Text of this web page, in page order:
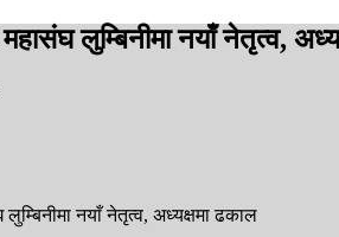
लुम्बिनीमा नयाँ नेतृत्व,